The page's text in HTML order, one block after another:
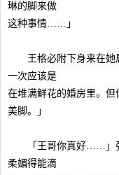
琳的脚来做
这种事情……」
王格必附下身来在她
一次应该是
在堆满鲜花的婚房里。
美脚。」
「王哥你真好……」张
柔媚得能滴